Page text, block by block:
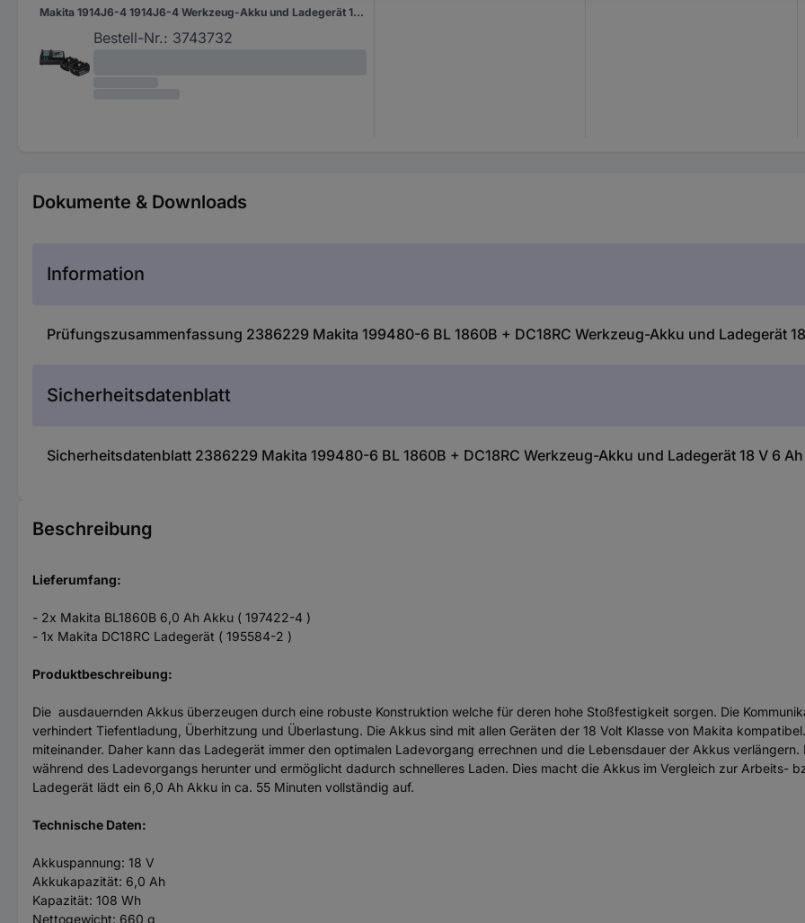
Makita 1914J6-4 1914J6-4 Werkzeug-Akku und Ladegerät 14.8 V, 18 V
Bestell-Nr.: 3743732
Dokumente & Downloads
Information
Prüfungszusammenfassung 2386229 Makita 199480-6 BL 1860B + DC18RC Werkzeug-Akku und Ladegerät
Sicherheitsdatenblatt
Sicherheitsdatenblatt 2386229 Makita 199480-6 BL 1860B + DC18RC Werkzeug-Akku und Ladegerät 18 V 6
Beschreibung
Lieferumfang:
- 2x Makita BL1860B 6,0 Ah Akku ( 197422-4 )
- 1x Makita DC18RC Ladegerät ( 195584-2 )
Produktbeschreibung:
Die ausdauernden Akkus überzeugen durch eine robuste Konstruktion welche für deren hohe Stoßfestigkeit sorgen. Die
verhindert Tiefentladung, Überhitzung und Überlastung. Die Akkus sind mit allen Geräten der 18 Volt Klasse von Makita
miteinander. Daher kann das Ladegerät immer den optimalen Ladevorgang errechnen und die Lebensdauer der Akkus
während des Ladevorgangs herunter und ermöglicht dadurch schnelleres Laden. Dies macht die Akkus im Vergleich zur Arbeits-
Ladegerät lädt ein 6,0 Ah Akku in ca. 55 Minuten vollständig auf.
Technische Daten:
Akkuspannung: 18 V
Akkukapazität: 6,0 Ah
Kapazität: 108 Wh
Nettogewicht: 660 g